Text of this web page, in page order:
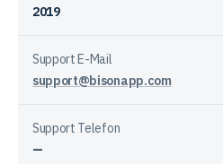
2019
Support E-Mail
support@bisonapp.com
Support Telefon
—